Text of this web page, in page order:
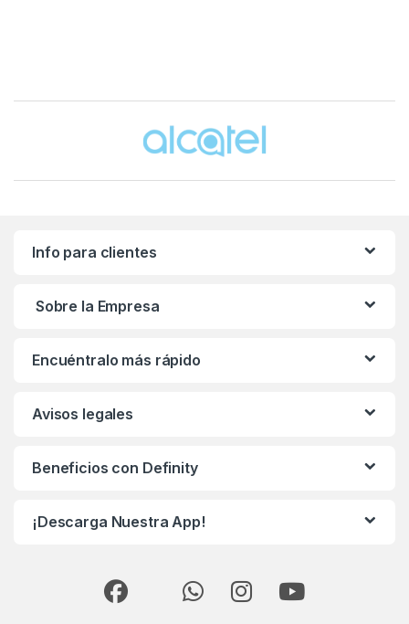
Brands Carousel
Info para clientes
Sobre la Empresa
Encuéntralo más rápido
Avisos legales
Beneficios con Definity
¡Descarga Nuestra App!